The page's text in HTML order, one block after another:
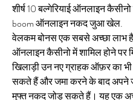
शीर्ष 10 बल्गेरियाई ऑनलाइन
boom ऑनलाइन नकद जुआ खेल.
वेलकम बोनस एक सबसे अच्छा लाभ
ऑनलाइन कैसीनो में शामिल होने पर
खिलाड़ी उन नए ग्राहक ऑफ़र का
सकते हैं और जमा करने के बाद
मुफ्त नकद जोड़ सकते हैं। यह एक